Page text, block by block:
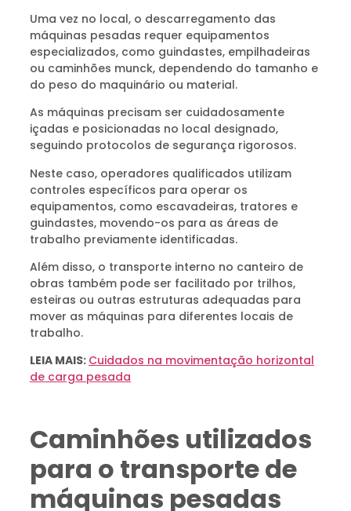
Uma vez no local, o descarregamento das
máquinas pesadas requer equipamentos
especializados, como guindastes, empilhadeiras
ou caminhões munck, dependendo do tamanho e
do peso do maquinário ou material.
As máquinas precisam ser cuidadosamente
içadas e posicionadas no local designado,
seguindo protocolos de segurança rigorosos.
Neste caso, operadores qualificados utilizam
controles específicos para operar os
equipamentos, como escavadeiras, tratores e
guindastes, movendo-os para as áreas de
trabalho previamente identificadas.
Além disso, o transporte interno no canteiro de
obras também pode ser facilitado por trilhos,
esteiras ou outras estruturas adequadas para
mover as máquinas para diferentes locais de
trabalho.
LEIA MAIS: Cuidados na movimentação horizontal
de carga pesada
Caminhões utilizados
para o transporte de
máquinas pesadas